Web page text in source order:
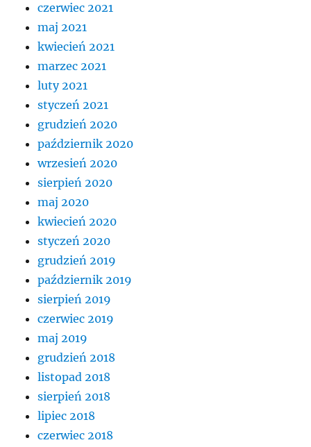
czerwiec 2021
maj 2021
kwiecień 2021
marzec 2021
luty 2021
styczeń 2021
grudzień 2020
październik 2020
wrzesień 2020
sierpień 2020
maj 2020
kwiecień 2020
styczeń 2020
grudzień 2019
październik 2019
sierpień 2019
czerwiec 2019
maj 2019
grudzień 2018
listopad 2018
sierpień 2018
lipiec 2018
czerwiec 2018